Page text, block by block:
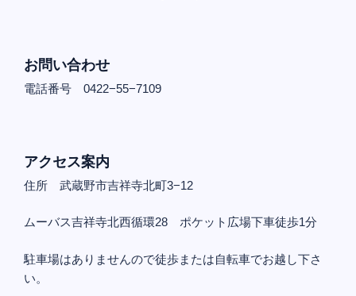
お問い合わせ
電話番号 0422−55−7109
アクセス案内
住所 武蔵野市吉祥寺北町3−12
ムーバス吉祥寺北西循環28 ポケット広場下車徒歩1分
駐車場はありませんので徒歩または自転車でお越し下さ
い。